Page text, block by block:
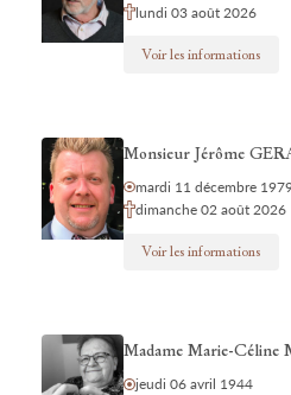
lundi 03 août 2026
Voir les informations
Monsieur Jérôme
mardi 11 décembre
dimanche 02 août 2026
Voir les informations
Madame Marie-Céline
jeudi 06 avril 1944